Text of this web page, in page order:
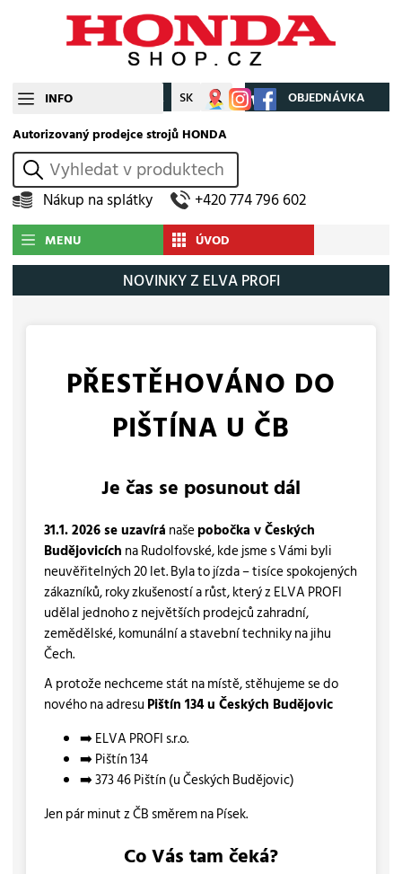
INFO CZ SK Můj účet OBJEDNÁVKA
Autorizovaný prodejce strojů HONDA
vyhledat
Nákup na splátky +420 774 796 602
MENU ÚVOD
NOVINKY Z ELVA PROFI
PŘESTĚHOVÁNO DO
PIŠTÍNA U ČB
Je čas se posunout dál
31.1. 2026 se uzavírá našepobočka v Českých
Budějovicích na Rudolfovské, kde jsme s Vámi byli
neuvěřitelných 20 let. Byla to jízda – tisíce spokojených
zákazníků, roky zkušeností a růst, který z ELVA PROFI
udělal jednoho z největších prodejců zahradní,
zemědělské, komunální a stavební techniky na jihu
Čech.
A protože nechceme stát na místě, stěhujeme se do
nového na adresu Pištín 134 u Českých Budějovic
➡️ ELVA PROFI s.r.o.
➡️ Pištín 134
➡️ 373 46 Pištín (u Českých Budějovic)
Jen pár minut z ČB směrem na Písek.
Co Vás tam čeká?